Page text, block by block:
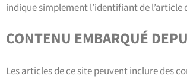
indique simplement l’identifiant de l’article
CONTENU EMBARQUÉ
Les articles de ce site peuvent inclure des